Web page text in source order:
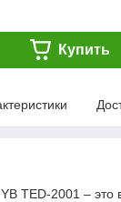
Купить
TED-2001 – это